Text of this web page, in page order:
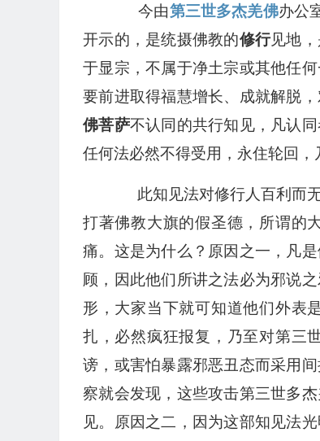
今由第三世多杰羌佛办公
开示的，是统摄佛教的修行见地
于显宗，不属于净土宗或其他任
要前进取得福慧增长、成就解脱
佛菩萨不认同的共行知见，凡认
任何法必然不得受用，永住轮回，
此知见法对修行人百利而无
打著佛教大旗的假圣德，所谓的
痛。这是为什么？原因之一，凡
顾，因此他们所讲之法必为邪说
形，大家当下就可知道他们外表
扎，必然疯狂报复，乃至对第三
谤，或害怕暴露邪恶丑态而采用
察就会发现，这些攻击第三世多
见。原因之二，因为这部知见法